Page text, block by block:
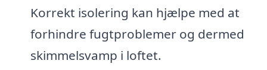
Korrekt isolering kan hjælpe med at
forhindre fugtproblemer og dermed
skimmelsvamp i loftet.